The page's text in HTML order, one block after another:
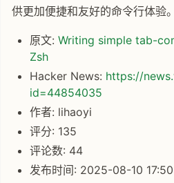
供更加便捷和友好的命令行体验。
原文: Writing simple tab-
Zsh
Hacker News: https://
id=44854035
作者: lihaoyi
评分: 135
评论数: 44
发布时间: 2025-08-10